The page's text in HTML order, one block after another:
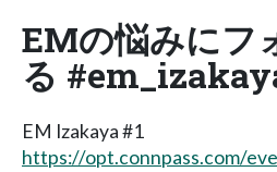
EMの悩みにフ
る
EM Izakaya #1
https://opt.connpass.com/